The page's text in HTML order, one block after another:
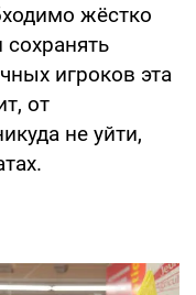
жёстко
игроков эта
от
не уйти,